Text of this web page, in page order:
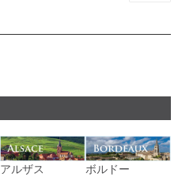
アルザス ボルドー